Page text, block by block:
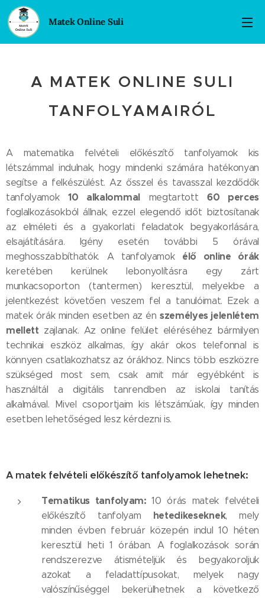
Matek Online Suli
A MATEK ONLINE SULI
TANFOLYAMAIRÓL
A matematika felvételi előkészítő tanfolyamok kis
létszámmal indulnak, hogy mindenki számára hatékonyan
segítse a felkészülést. Az ősszel és tavasszal kezdődők
tanfolyamok10 alkalommalmegtartott 60 perces
foglalkozásokból állnak, ezzel elegendő időt biztosítanak
az elméleti és a gyakorlati feladatok begyakorlására,
elsajátítására. Igény esetén további 5 órával
meghosszabbíthatók. A tanfolyamok élő online órák
keretében kerülnek lebonyolításra egy zárt
munkacsoporton (tantermen) keresztül, melyekbe a
jelentkezést követően veszem fel a tanulóimat. Ezek a
matek órák minden esetben az én személyes jelenlétem
mellett zajlanak. Az online felület eléréséhez bármilyen
technikai eszköz alkalmas, így akár okos telefonnal is
könnyen csatlakozhatsz az órákhoz. Nincs több eszközre
szükséged most sem, csak amit már egyébként is
használtál a digitális tanrendben az iskolai tanítás
alkalmával. Mivel csoportjaim kis létszámúak, így minden
esetben lehetőséged lesz kérdezni is.
A matek felvételi előkészítő tanfolyamok lehetnek:
Tematikus tanfolyam:10 órás matek felvételi
előkészítő tanfolyam hetedikeseknek, mely
minden évben február közepén indul 10 héten
keresztül heti 1 órában. A foglalkozások során
rendszerezve átismételjük és begyakoroljuk
azokat a feladattípusokat, melyek nagy
valószínűséggel bekerülhetnek a következő